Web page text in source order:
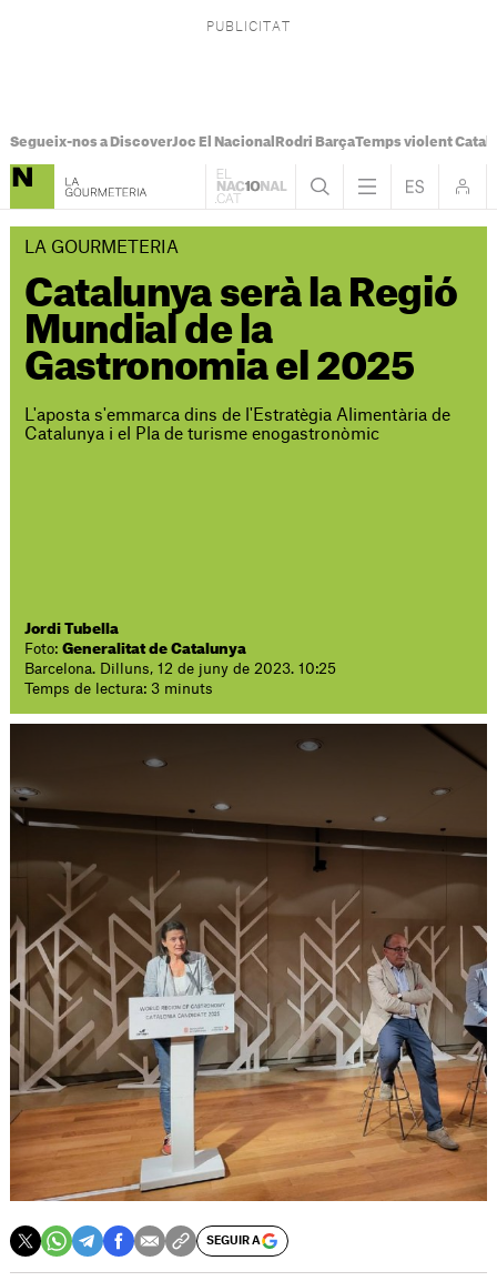
Segueix-nos a DiscoverJoc El Nacional Rodri BarçaTemps violent
LA GOURMETERIA
Catalunya serà la Regió
Mundial de la
Gastronomia el 2025
L'aposta s'emmarca dins de l'Estratègia Alimentària de
Catalunya i el Pla de turisme enogastronòmic
Jordi Tubella
Foto:Generalitat de Catalunya
Barcelona. Dilluns, 12 de juny de 2023. 10:25
Temps de lectura: 3 minuts
SEGUIR A